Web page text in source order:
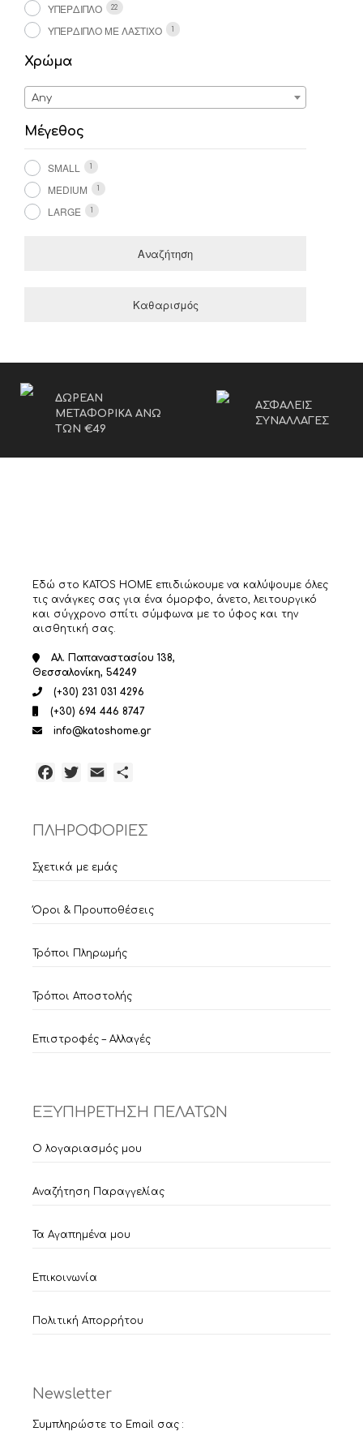
ΥΠΈΡΔΙΠΛΟ 22
ΥΠΈΡΔΙΠΛΟ ΜΕ ΛΆΣΤΙΧΟ 1
Χρώμα
Any
Μέγεθος
SMALL
MEDIUM
LARGE
Αναζήτηση
Καθαρισμός
ΔΩΡΕΑΝ
ΜΕΤΑΦΟΡΙΚΑ ΑΝΩ
ΤΩΝ €49
ΑΣΦΑΛΕΙΣ
ΣΥΝΑΛΛΑΓΕΣ
Εδώ στο KATOS HOME επιδιώκουμε να καλύψουμε όλες
τις ανάγκες σας για ένα όμορφο, άνετο, λειτουργικό
και σύγχρονο σπίτι σύμφωνα με το ύφος και την
αισθητική σας.
Αλ. Παπαναστασίου 138,
Θεσσαλονίκη, 54249
(+30) 231 031 4296
(+30) 694 446 8747
info@katoshome.gr
Facebook
TwitterEmail
ΠΛΗΡΟΦΟΡΙΕΣ
Σχετικά με εμάς
Όροι & Προυποθέσεις
Τρόποι Πληρωμής
Τρόποι Αποστολής
Επιστροφές – Αλλαγές
ΕΞΥΠΗΡΕΤΗΣΗ ΠΕΛΑΤΩΝ
Ο λογαριασμός μου
Αναζήτηση Παραγγελίας
Τα Αγαπημένα μου
Επικοινωνία
Πολιτική Απορρήτου
Newsletter
Συμπληρώστε το Email σας :
Item added to cart.